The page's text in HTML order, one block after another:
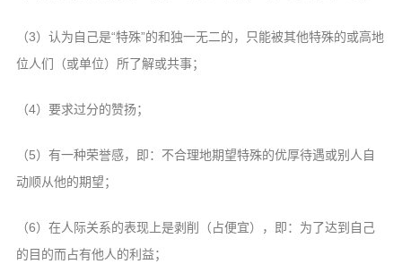
（3）认为自己是“特殊”的和独一无二的，只能被其他特殊的或高地
位人们（或单位）所了解或共事；
（4）要求过分的赞扬；
（5）有一种荣誉感，即：不合理地期望特殊的优厚待遇或别人自
动顺从他的期望；
（6）在人际关系的表现上是剥削（占便宜），即：为了达到自己
的目的而占有他人的利益；